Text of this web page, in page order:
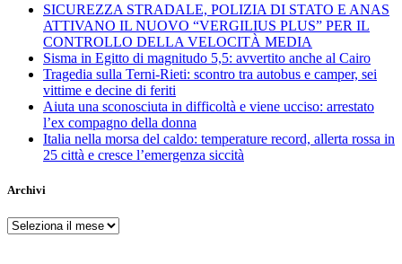
SICUREZZA STRADALE, POLIZIA DI STATO E ANAS
ATTIVANO IL NUOVO “VERGILIUS PLUS” PER IL
CONTROLLO DELLA VELOCITÀ MEDIA
Sisma in Egitto di magnitudo 5,5: avvertito anche al Cairo
Tragedia sulla Terni-Rieti: scontro tra autobus e camper, sei
vittime e decine di feriti
Aiuta una sconosciuta in difficoltà e viene ucciso: arrestato
l’ex compagno della donna
Italia nella morsa del caldo: temperature record, allerta rossa in
25 città e cresce l’emergenza siccità
Archivi
Archivi